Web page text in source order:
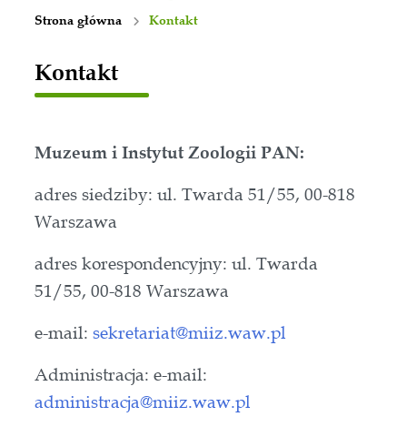
Strona główna Kontakt
Kontakt
Muzeum i Instytut Zoologii PAN:
adres siedziby: ul. Twarda 51/55, 00-818
Warszawa
adres korespondencyjny: ul. Twarda
51/55, 00-818 Warszawa
e-mail: sekretariat@miiz.waw.pl
Administracja: e-mail:
administracja@miiz.waw.pl